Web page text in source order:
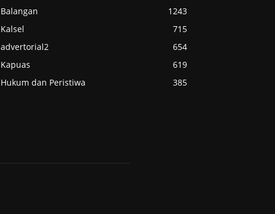
Balangan
1243
Kalsel
715
advertorial2
654
Kapuas
619
Hukum dan Peristiwa
385